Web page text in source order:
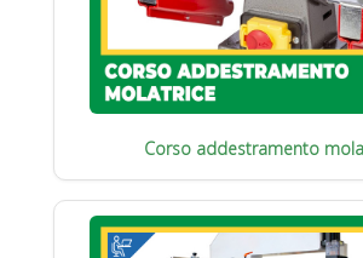
Corso addestramento